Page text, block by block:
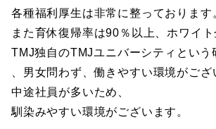
各種福利厚生は非常に整っております
また育休復帰率は90％以上、ホワイト
TMJ独自のTMJユニバーシティという
、男女問わず、働きやすい環境がござ
中途社員が多いため、
馴染みやすい環境がございます。